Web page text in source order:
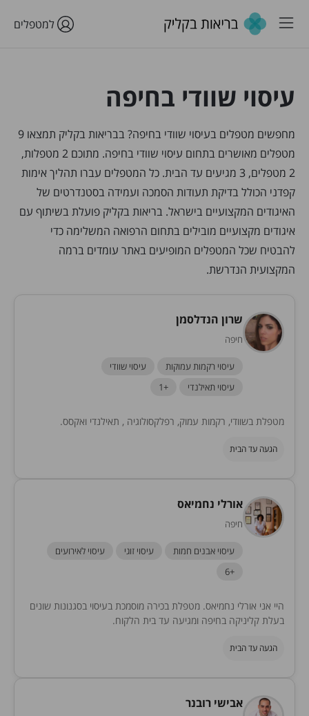
למטפלים
עיסוי שוודי בחיפה
מחפשים מטפלים בעיסוי שוודי בחיפה? בבריאות בקליק תמצאו 9
מטפלים מאושרים בתחום עיסוי שוודי בחיפה. מתוכם 2 מטפלות,
2 מטפלים, 3 מגיעים עד הבית. כל המטפלים עברו תהליך אימות
קפדני הכולל בדיקת תעודות הסמכה ועמידה בסטנדרטים של
האיגודים המקצועיים בישראל. בריאות בקליק פועלת בשיתוף עם
איגודים מקצועיים מובילים בתחום הרפואה המשלימה כדי
להבטיח שכל המטפלים המופיעים באתר עומדים ברמה
המקצועית הנדרשת.
שרון הנדלסמן
חיפה
עיסוי רקמות עמוקות
עיסוי שוודי
עיסוי תאילנדי
+1
מטפלת בשוודי, רקמות עמוק, רפלקסולוגיה , תאילנדי ואקסס.
הגעה עד הבית
אורלי נחמיאס
חיפה
עיסוי אבנים חמות עיסוי זוגי
עיסוי לאירועים
+6
היי אני אורלי נחמיאס. מטפלת בכירה מוסמכת בעיסוי בסגנונות שונים
בעלת קליניקה בחיפה ומגיעה עד בית הלקוח.
הגעה עד הבית
אבישי רובנר